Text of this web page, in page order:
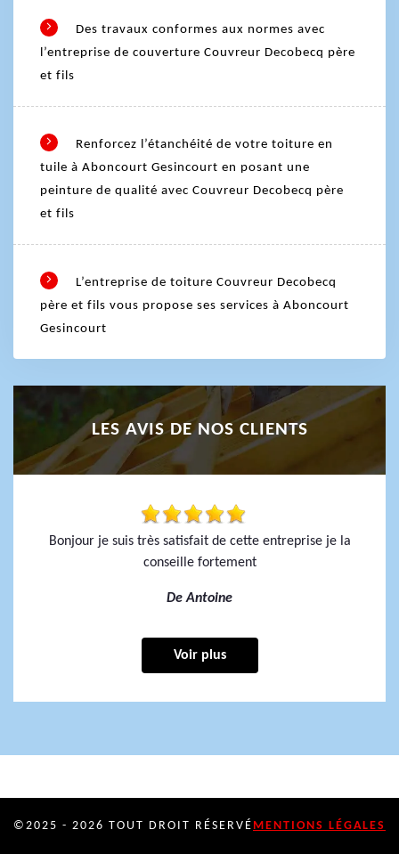
Des travaux conformes aux normes avec
l’entreprise de couverture Couvreur Decobecq père
et fils
Renforcez l’étanchéité de votre toiture en
tuile à Aboncourt Gesincourt en posant une
peinture de qualité avec Couvreur Decobecq père
et fils
L’entreprise de toiture Couvreur Decobecq
père et fils vous propose ses services à Aboncourt
Gesincourt
LES AVIS DE NOS CLIENTS
Bonjour je suis très satisfait de cette entreprise je la
conseille fortement
De Antoine
Voir plus
©2025 - 2026 TOUT DROIT RÉSERVÉ MENTIONS LÉGALES